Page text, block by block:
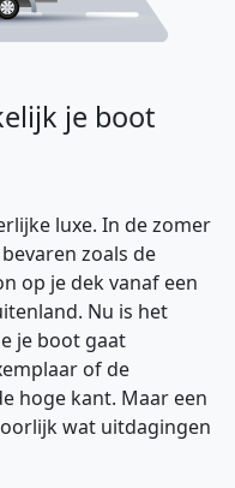
je boot
luxe. In de zomer
zoals de
op je dek vanaf een
Nu is het
je boot gaat
of de
hoge kant. Maar een
wat uitdagingen